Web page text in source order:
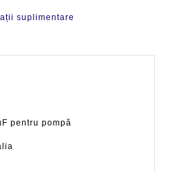
suplimentare
pentru pompă